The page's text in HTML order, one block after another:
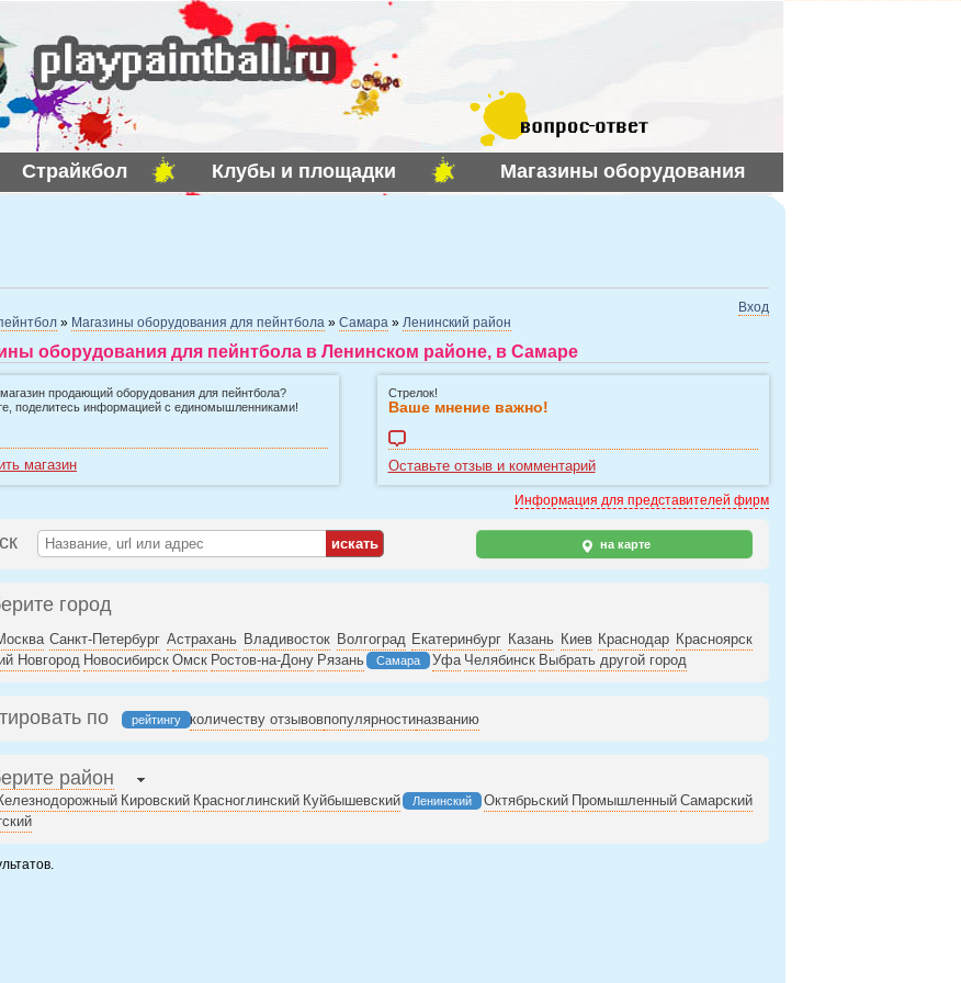
Страйкбол Клубы и площадки Магазины оборудования
Вход
» Магазины оборудования для пейнтбола » Самара » Ленинский район
оборудования для пейнтбола в Ленинском районе, в Самаре
продающий оборудования для пейнтбола?
поделитесь информацией с единомышленниками!
магазин
Стрелок!
Ваше мнение важно!
Оставьте отзыв и комментарий
Информация для представителей фирм
на карте
город
Санкт-Петербург Астрахань Владивосток Волгоград Екатеринбург Казань Киев Краснодар Красноярск
Новгород Новосибирск Омск Ростов-на-Дону Рязань Самара Уфа Челябинск Выбрать другой город
по рейтингу количеству отзывовпопулярностиназванию
район
Кировский Красноглинский Куйбышевский Ленинский Октябрьский Промышленный Самарский